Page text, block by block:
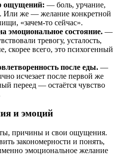
ощущений: — боль, урчание,
Или же — желание конкретной
«зачем-то сейчас».
эмоциональное состояние. —
тревогу, усталость,
скорее всего, это психогенный
после еды. —
исчезает после первой же
переед — остаётся чувство
и эмоций
причины и свои ощущения.
закономерности и понять,
эмоциональное желание